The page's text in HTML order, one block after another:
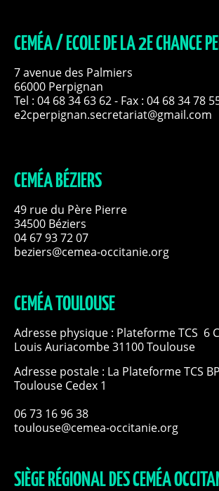
CEMÉA / ECOLE DE LA 2E CHANCE
7 avenue des Palmiers
66000 Perpignan
Tel : 04 68 34 63 62- Fax : 04 68 34 78
e2cperpignan.secretariat@gmail.com
CEMÉA BÉZIERS
49 rue du Père Pierre
34500 Béziers
04 67 93 72 07
beziers@cemea-occitanie.org
CEMÉA TOULOUSE
Adresse physique : Plateforme TCS 6
Louis Auriacombe 31100 Toulouse
Adresse postale : La Plateforme TCS
Toulouse Cedex 1
06 73 16 96 38
toulouse@cemea-occitanie.org
SIÈGE RÉGIONAL DES CEMÉA